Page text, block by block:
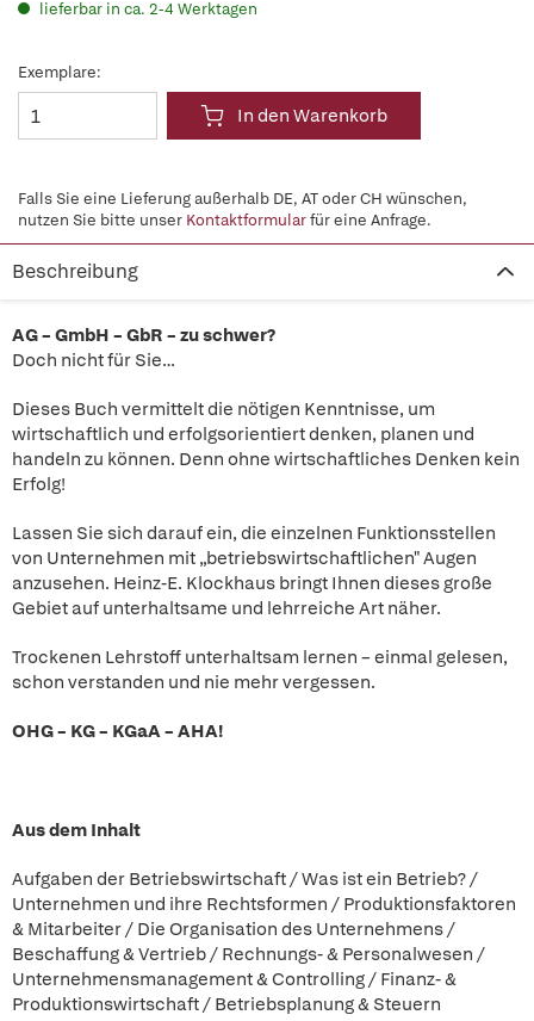
lieferbar in ca. 2-4 Werktagen
Exemplare:
In den Warenkorb
Falls Sie eine Lieferung außerhalb DE, AT oder CH wünschen,
nutzen Sie bitte unser Kontaktformularfür eine Anfrage.
Beschreibung
AG – GmbH – GbR – zu schwer?
Doch nicht für Sie…
Dieses Buch vermittelt die nötigen Kenntnisse, um
wirtschaftlich und erfolgsorientiert denken, planen und
handeln zu können. Denn ohne wirtschaftliches Denken kein
Erfolg!
Lassen Sie sich darauf ein, die einzelnen Funktionsstellen
von Unternehmen mit „betriebswirtschaftlichen" Augen
anzusehen. Heinz-E. Klockhaus bringt Ihnen dieses große
Gebiet auf unterhaltsame und lehrreiche Art näher.
Trockenen Lehrstoff unterhaltsam lernen – einmal gelesen,
schon verstanden und nie mehr vergessen.
OHG – KG – KGaA – AHA!
Aus dem Inhalt
Aufgaben der Betriebswirtschaft / Was ist ein Betrieb? /
Unternehmen und ihre Rechtsformen / Produktionsfaktoren
& Mitarbeiter / Die Organisation des Unternehmens /
Beschaffung & Vertrieb / Rechnungs- & Personalwesen /
Unternehmensmanagement & Controlling / Finanz- &
Produktionswirtschaft / Betriebsplanung & Steuern